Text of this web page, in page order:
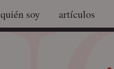
quién soy artículos